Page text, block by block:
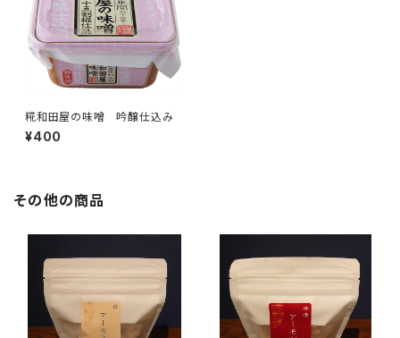
糀和田屋の味噌 吟醸仕込み
¥400
その他の商品